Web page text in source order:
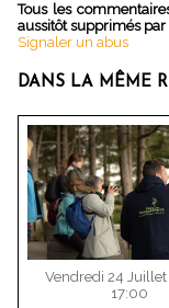
Tous les
aussitôt supprimés
Signaler un abus
DANS LA MÊME
Vendredi 24
17:00